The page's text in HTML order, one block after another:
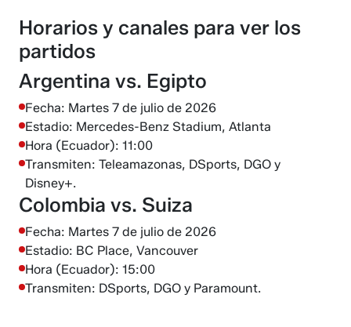
Horarios y canales para ver los
partidos
Argentina vs. Egipto
Fecha: Martes 7 de julio de 2026
Estadio: Mercedes-Benz Stadium, Atlanta
Hora (Ecuador): 11:00
Transmiten: Teleamazonas, DSports, DGO y
Disney+.
Colombia vs. Suiza
Fecha: Martes 7 de julio de 2026
Estadio: BC Place, Vancouver
Hora (Ecuador): 15:00
Transmiten: DSports, DGO y Paramount.